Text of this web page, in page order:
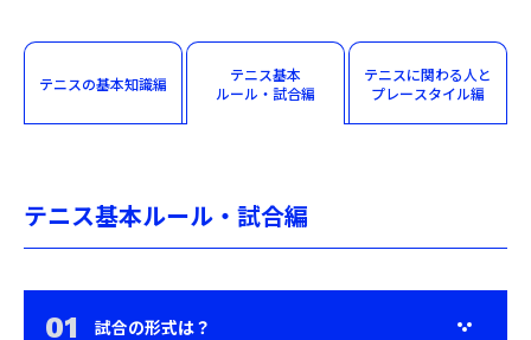
テニスの基本知識編
テニス基本
ルール・試合編
テニスに関わる 人と
プレースタイル編
テニス基本ルール・試合編
試合の形式は？